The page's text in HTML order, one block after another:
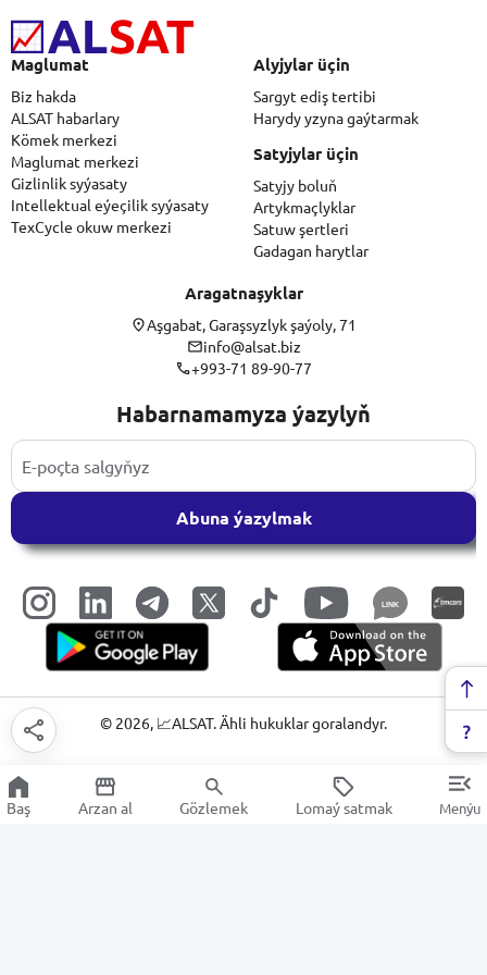
Maglumat
Biz hakda
ALSAT habarlary
Kömek merkezi
Maglumat merkezi
Gizlinlik syýasaty
Intellektual eýeçilik syýasaty
TexCycle okuw merkezi
Alyjylar üçin
Sargyt ediş tertibi
Harydy yzyna gaýtarmak
Satyjylar üçin
Satyjy boluň
Artykmaçlyklar
Satuw şertleri
Gadagan harytlar
Aragatnaşyklar
Aşgabat, Garaşsyzlyk şaýoly, 71
info@alsat.biz
+993-71 89-90-77
Habarnamamyza ýazylyň
Abuna ýazylmak
LINK
© 2026, 📈ALSAT. Ähli hukuklar goralandyr.
Baş Arzan al Gözlemek Lomaý satmak Menýu